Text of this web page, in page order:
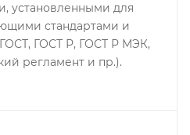
установленными для
стандартами и
ГОСТ Р, ГОСТ Р МЭК,
регламент и пр.).